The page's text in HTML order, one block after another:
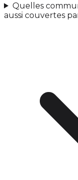
Quelles
aussi couvertes